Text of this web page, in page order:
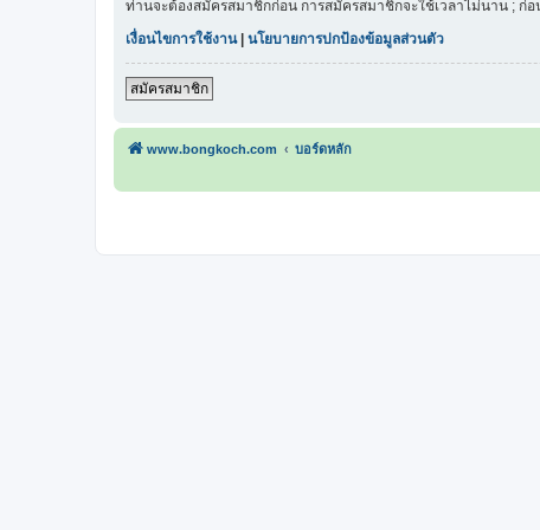
ท่านจะต้องสมัครสมาชิกก่อน การสมัครสมาชิกจะใช้เวลาไม่นาน ;
เงื่อนไขการใช้งาน| นโยบายการปกป้องข้อมูลส่วนตัว
สมัครสมาชิก
www.bongkoch.com บอร์ดหลัก